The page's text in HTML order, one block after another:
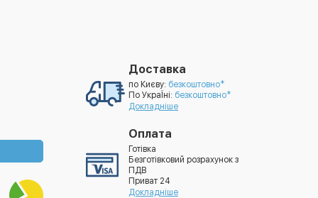
Доставка
по Києву: безкоштовно*
По УкраЇні: безкоштовно*
Докладніше
Оплата
Готівка
Безготівковий розрахунок з
ПДВ
Приват 24
Докладніше